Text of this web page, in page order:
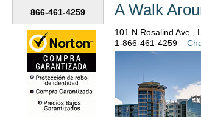
866-461-4259 A Walk
101 N Rosalind Ave ,
1-866-461-4259